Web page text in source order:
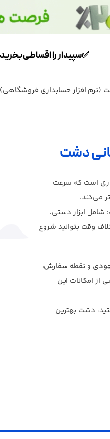
✅سپیدار را اقساطی بخرید
(نرم افزار حسابداری فروشگاهی)
دشت
است که سرعت
می‌کند.
شامل ابزار دستی،
وقت بتوانید شروع
و نقطه سفارش،
از امکانات این
دشت بهترین